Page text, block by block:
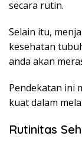
secara rutin.
Selain itu,
kesehatan
anda akan
Pendekatan ini
kuat dalam
Rutinitas